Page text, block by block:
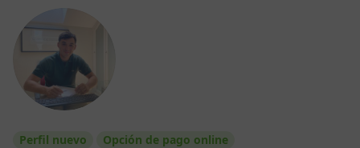
Perfil nuevo Opción de pago online